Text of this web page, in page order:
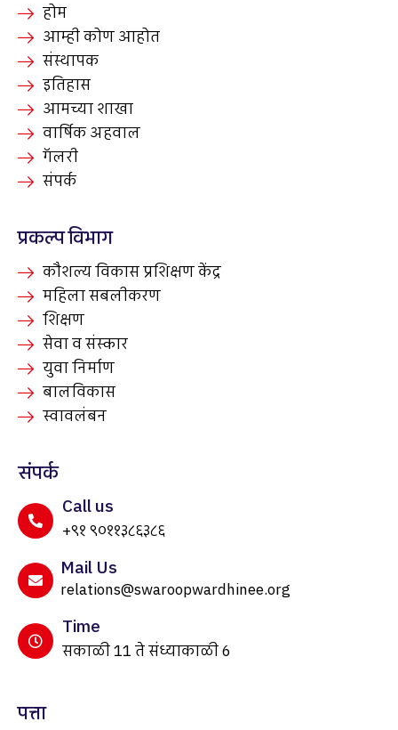
होम
आम्ही कोण आहोत
संस्थापक
इतिहास
आमच्या शाखा
वार्षिक अहवाल
गॅलरी
संपर्क
प्रकल्प विभाग
कौशल्य विकास प्रशिक्षण केंद्र
महिला सबलीकरण
शिक्षण
सेवा व संस्कार
युवा निर्माण
बालविकास
स्वावलंबन
संपर्क
Call us
+९१ ९०११३८६३८६
Mail Us
relations@swaroopwardhinee.org
Time
सकाळी 11 ते संध्याकाळी 6
पत्ता